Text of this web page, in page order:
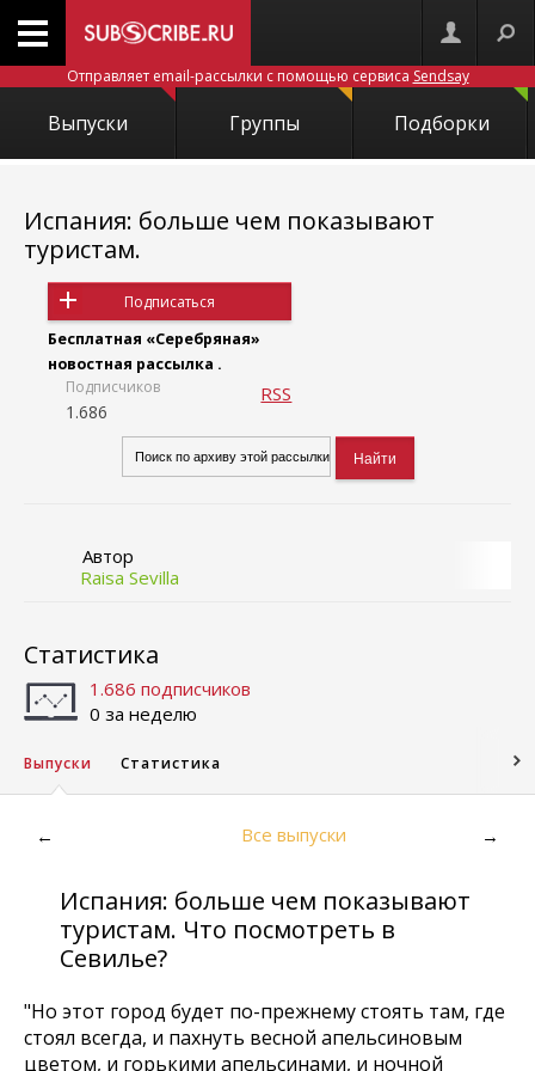
Отправляет email-рассылки с помощью сервиса Sendsay
Выпуски Группы Подборки
Испания: больше чем показывают
туристам.
Подписаться
Бесплатная «Серебряная»
новостная рассылка .
Подписчиков
1.686
RSS
Автор
Raisa Sevilla
Статистика
1.686 подписчиков
0 за неделю
Выпуски Статистика
← Все выпуски →
Испания: больше чем показывают
туристам. Что посмотреть в
Севилье?
"Но этот город будет по-прежнему стоять там, где
стоял всегда, и пахнуть весной апельсиновым
цветом, и горькими апельсинами, и ночной